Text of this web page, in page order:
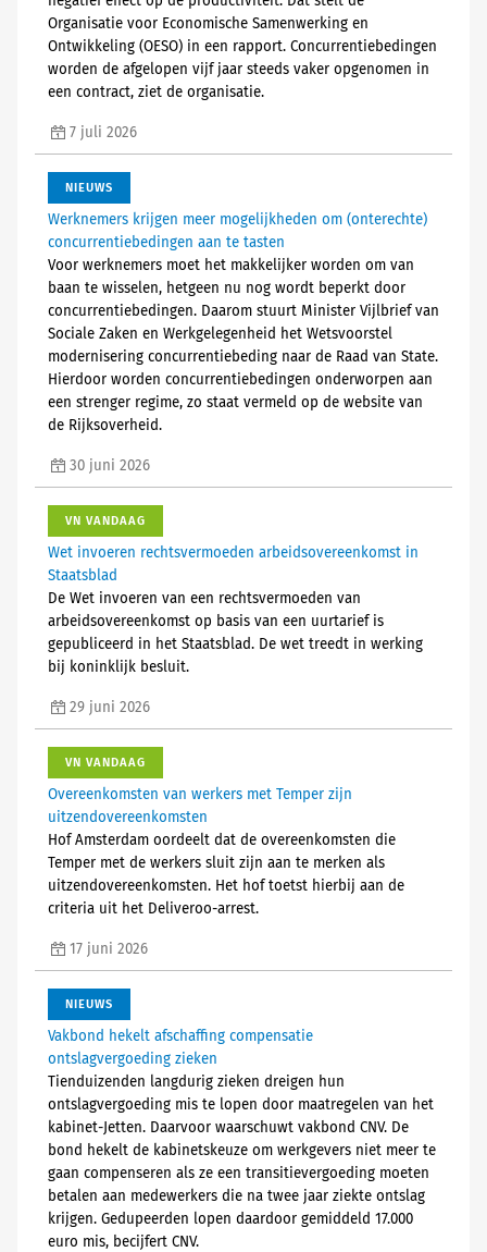
Organisatie voor Economische Samenwerking en
Ontwikkeling (OESO) in een rapport. Concurrentiebedingen
worden de afgelopen vijf jaar steeds vaker opgenomen in
een contract, ziet de organisatie.
7 juli 2026
NIEUWS
Werknemers krijgen meer mogelijkheden om (onterechte)
concurrentiebedingen aan te tasten
Voor werknemers moet het makkelijker worden om van
baan te wisselen, hetgeen nu nog wordt beperkt door
concurrentiebedingen. Daarom stuurt Minister Vijlbrief van
Sociale Zaken en Werkgelegenheid het Wetsvoorstel
modernisering concurrentiebeding naar de Raad van State.
Hierdoor worden concurrentiebedingen onderworpen aan
een strenger regime, zo staat vermeld op de website van
de Rijksoverheid.
30 juni 2026
VN VANDAAG
Wet invoeren rechtsvermoeden arbeidsovereenkomst in
Staatsblad
De Wet invoeren van een rechtsvermoeden van
arbeidsovereenkomst op basis van een uurtarief is
gepubliceerd in het Staatsblad. De wet treedt in werking
bij koninklijk besluit.
29 juni 2026
VN VANDAAG
Overeenkomsten van werkers met Temper zijn
uitzendovereenkomsten
Hof Amsterdam oordeelt dat de overeenkomsten die
Temper met de werkers sluit zijn aan te merken als
uitzendovereenkomsten. Het hof toetst hierbij aan de
criteria uit het Deliveroo-arrest.
17 juni 2026
NIEUWS
Vakbond hekelt afschaffing compensatie
ontslagvergoeding zieken
Tienduizenden langdurig zieken dreigen hun
ontslagvergoeding mis te lopen door maatregelen van het
kabinet-Jetten. Daarvoor waarschuwt vakbond CNV. De
bond hekelt de kabinetskeuze om werkgevers niet meer te
gaan compenseren als ze een transitievergoeding moeten
betalen aan medewerkers die na twee jaar ziekte ontslag
krijgen. Gedupeerden lopen daardoor gemiddeld 17.000
euro mis, becijfert CNV.